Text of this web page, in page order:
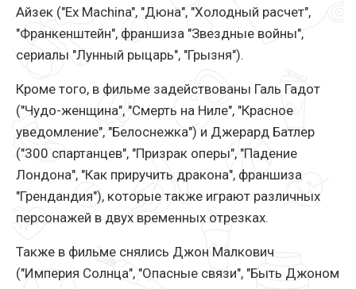
Айзек ("Ex Machina", "Дюна", "Холодный расчет",
"Франкенштейн", франшиза "Звездные войны",
сериалы "Лунный рыцарь", "Грызня").
Кроме того, в фильме задействованы Галь Гадот
("Чудо-женщина", "Смерть на Ниле", "Красное
уведомление", "Белоснежка") и Джерард Батлер
("300 спартанцев", "Призрак оперы", "Падение
Лондона", "Как приручить дракона", франшиза
"Грендандия"), которые также играют различных
персонажей в двух временных отрезках.
Также в фильме снялись Джон Малкович
("Империя Солнца", "Опасные связи", "Быть Джоном